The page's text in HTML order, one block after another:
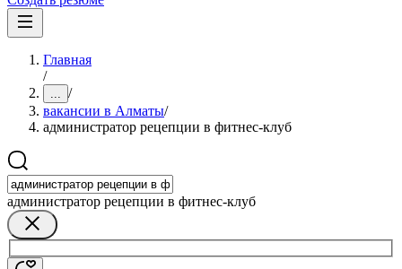
Главная
/
... /
вакансии в Алматы/
администратор рецепции в фитнес-клуб
администратор рецепции в фитнес-клуб